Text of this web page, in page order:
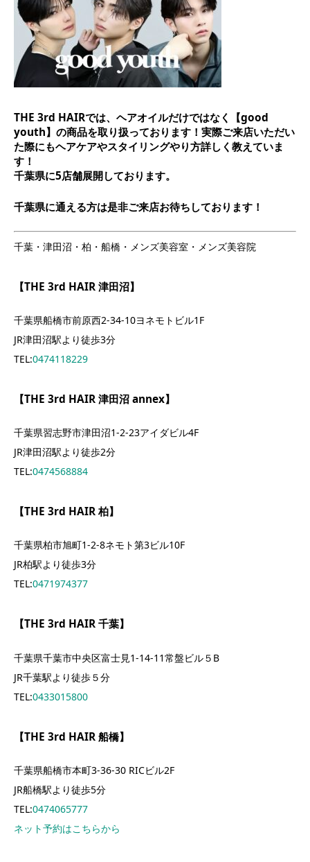
THE 3rd HAIRでは、ヘアオイルだけではなく【good
youth】の商品を取り扱っております！実際ご来店いただい
た際にもヘアケアやスタイリングやり方詳しく教えていま
す！
千葉県に5店舗展開しております。
千葉県に通える方は是非ご来店お待ちしております！
千葉・津田沼・柏・船橋・メンズ美容室・メンズ美容院
【THE 3rd HAIR 津田沼】
千葉県船橋市前原西2-34-10ヨネモトビル1F
JR津田沼駅より徒歩3分
TEL:0474118229
【THE 3rd HAIR 津田沼 annex】
千葉県習志野市津田沼1-2-23アイダビル4F
JR津田沼駅より徒歩2分
TEL:0474568884
【THE 3rd HAIR 柏】
千葉県柏市旭町1-2-8ネモト第3ビル10F
JR柏駅より徒歩3分
TEL:0471974377
【THE 3rd HAIR 千葉】
千葉県千葉市中央区富士見1-14-11常盤ビル５B
JR千葉駅より徒歩５分
TEL:0433015800
【THE 3rd HAIR 船橋】
千葉県船橋市本町3-36-30 RICビル2F
JR船橋駅より徒歩5分
TEL:0474065777
ネット予約はこちらから